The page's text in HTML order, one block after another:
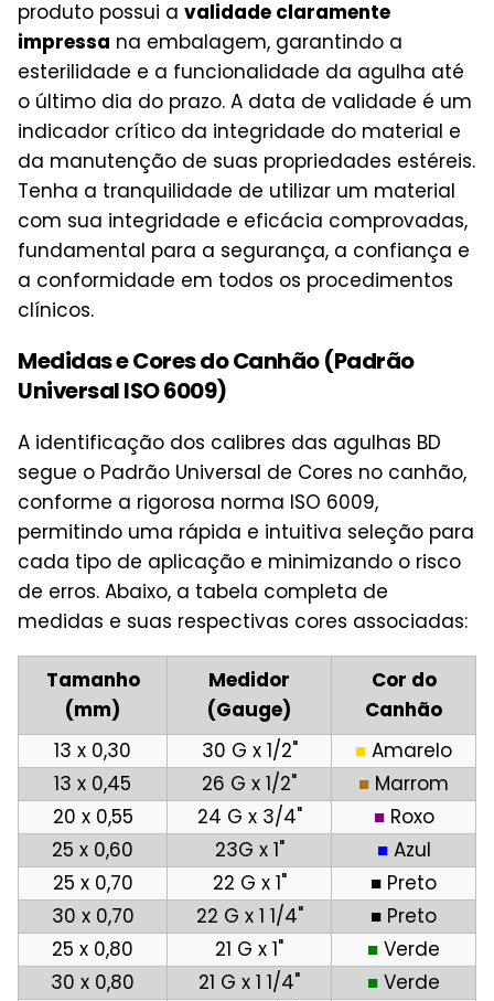
produto possui a validade claramente
impressa na embalagem, garantindo a
esterilidade e a funcionalidade da agulha até
o último dia do prazo. A data de validade é um
indicador crítico da integridade do material e
da manutenção de suas propriedades estéreis.
Tenha a tranquilidade de utilizar um material
com sua integridade e eficácia comprovadas,
fundamental para a segurança, a confiança e
a conformidade em todos os procedimentos
clínicos.
Medidas e Cores do Canhão (Padrão
Universal ISO 6009)
A identificação dos calibres das agulhas BD
segue o Padrão Universal de Cores no canhão,
conforme a rigorosa norma ISO 6009,
permitindo uma rápida e intuitiva seleção para
cada tipo de aplicação e minimizando o risco
de erros. Abaixo, a tabela completa de
medidas e suas respectivas cores associadas:
Tamanho
(mm)
Medidor
(Gauge)
Cor do
Canhão
13 x 0,30
30 G x 1/2" ■ Amarelo
13 x 0,45
26 G x 1/2" ■ Marrom
20 x 0,55
24 G x 3/4" ■Roxo
25 x 0,60
23G x 1" ■Azul
25 x 0,70
22 G x 1" ■ Preto
30 x 0,70
22 G x 1 1/4" ■ Preto
25 x 0,80
21 G x 1" ■ Verde
30 x 0,80
21 G x 1 1/4" ■ Verde